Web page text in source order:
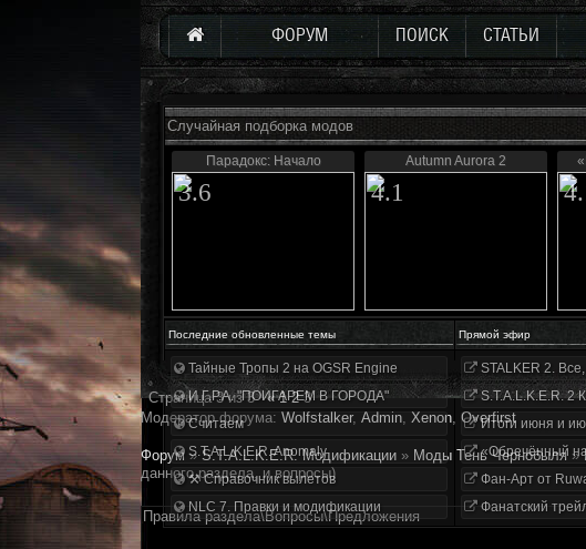
ФОРУМ ПОИСК СТАТЬИ
Случайная подборка модов
Парадокс: Начало
3.6
Autumn Aurora 2
4.1
Последние обновленные темы Прямой эфир
Тайные Тропы 2 на OGSR Engine
И.Г.Р.А. "ПОИГАРЕМ В ГОРОДА"
Считаем
S.T.A.L.K.E.R. Anomaly
⚒ Справочник вылетов
NLC 7. Правки и модификации
STALKER 2.
S.T.A.L.K.E.R. 2
Итоги июня и
«Обречённый на
Фан-Арт от
Фанатский
Страница3из3 « 1 2 3
Модератор форума: Wolfstalker, Аdmin, Xenon, Overfirst
Форум » S.T.A.L.K.E.R. Модификации » Моды Тень Чернобыля »
данного раздела, и вопросы)
Правила раздела\Вопросы\Предложения